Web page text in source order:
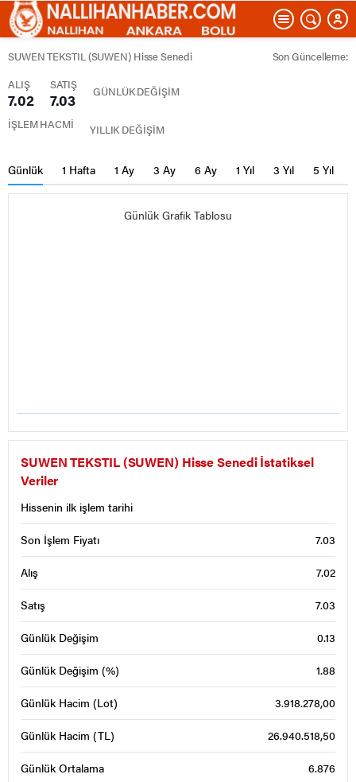
SUWEN TEKSTIL (SUWEN) Hisse Senedi
Son Güncelleme:
ALIŞ
7.02
SATIŞ
7.03 GÜNLÜK DEĞİŞİM
İŞLEM HACMİ YILLIK DEĞİŞİM
Günlük 1 Hafta 1 Ay 3 Ay 6 Ay 1 Yıl 3 Yıl 5 Yıl
Günlük Grafik Tablosu
SUWEN TEKSTIL (SUWEN) Hisse Senedi İstatiksel
Veriler
Hissenin ilk işlem tarihi
Son İşlem Fiyatı 7.03
Alış 7.02
Satış 7.03
Günlük Değişim 0.13
Günlük Değişim (%) 1.88
Günlük Hacim (Lot) 3.918.278,00
Günlük Hacim (TL) 26.940.518,50
Günlük Ortalama 6.876